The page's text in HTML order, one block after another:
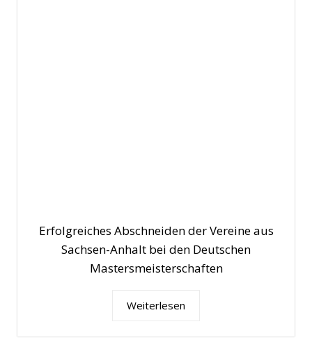
Erfolgreiches Abschneiden der Vereine aus
Sachsen-Anhalt bei den Deutschen
Mastersmeisterschaften
Weiterlesen